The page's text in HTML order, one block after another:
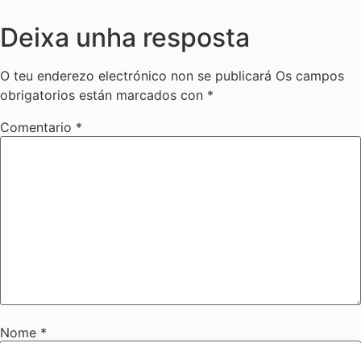
Deixa unha resposta
O teu enderezo electrónico non se publicará Os campos
obrigatorios están marcados con *
Comentario *
Nome *